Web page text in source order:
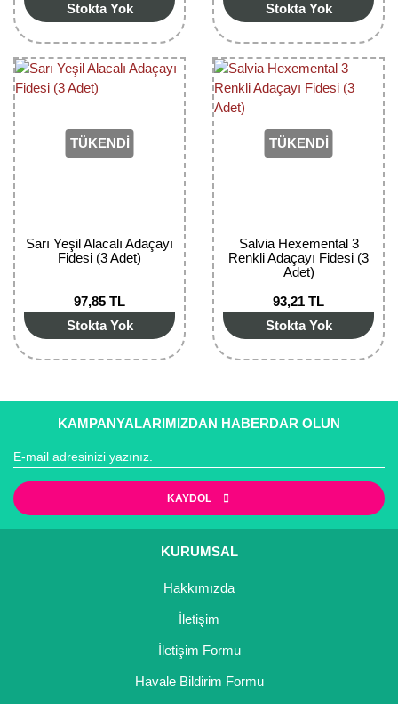
Stokta Yok
Stokta Yok
TÜKENDİ
Sarı Yeşil Alacalı Adaçayı
Fidesi (3 Adet)
97,85 TL
Stokta Yok
TÜKENDİ
Salvia Hexemental 3
Renkli Adaçayı Fidesi (3
Adet)
93,21 TL
Stokta Yok
KAMPANYALARIMIZDAN HABERDAR OLUN
KAYDOL
KURUMSAL
Hakkımızda
İletişim
İletişim Formu
Havale Bildirim Formu